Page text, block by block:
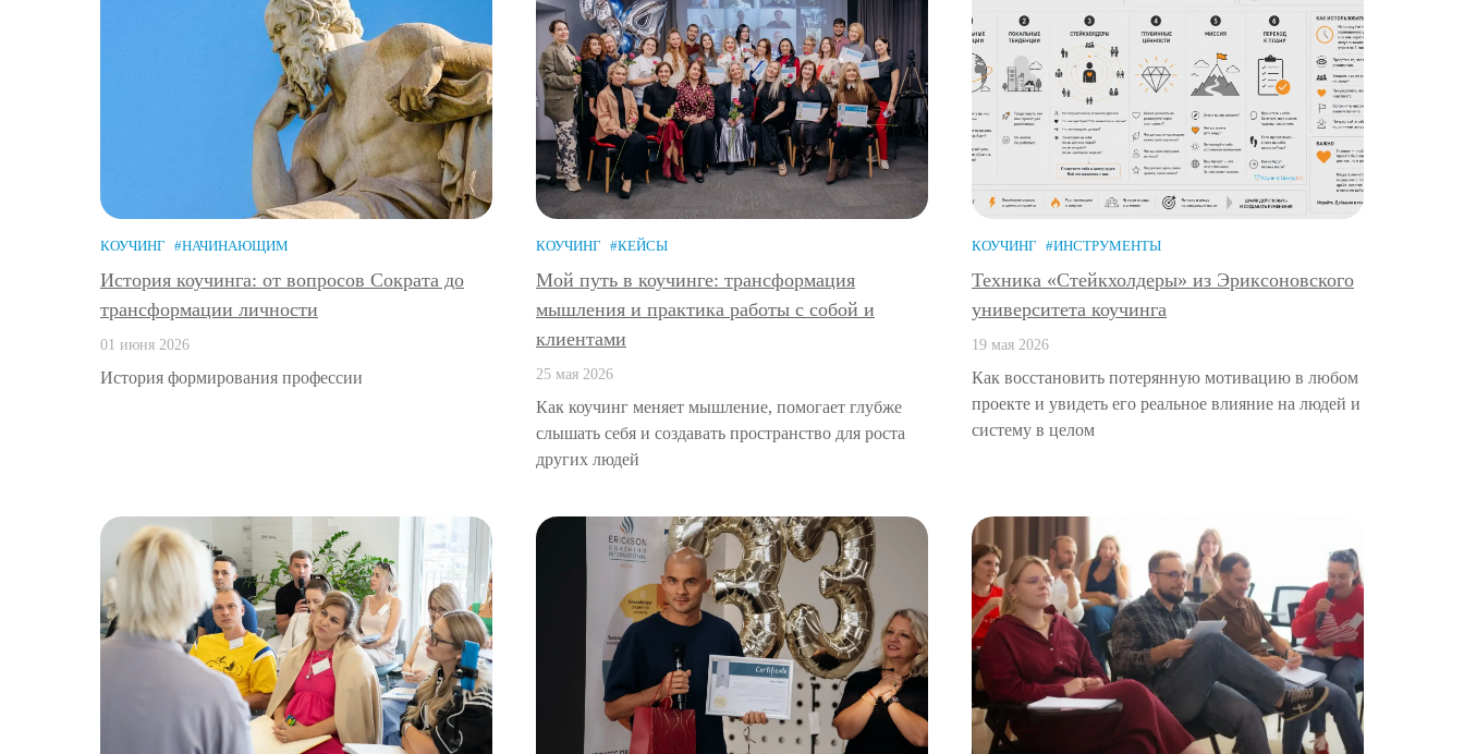
КОУЧИНГ #НАЧИНАЮЩИМ
История коучинга: от вопросов Сократа до
трансформации личности
01 июня 2026
История формирования профессии
КОУЧИНГ #КЕЙСЫ
Мой путь в коучинге: трансформация
мышления и практика работы с собой и
клиентами
25 мая 2026
Как коучинг меняет мышление, помогает глубже
слышать себя и создавать пространство для роста
других людей
КОУЧИНГ #ИНСТРУМЕНТЫ
Техника «Стейкхолдеры» из Эриксоновского
университета коучинга
19 мая 2026
Как восстановить потерянную мотивацию в любом
проекте и увидеть его реальное влияние на людей и
систему в целом